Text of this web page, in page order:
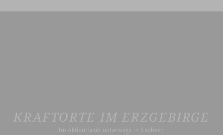
KRAFTORTE IM ERZGEBIRGE
Im Aktivurlaub unterwegs in Sachsen